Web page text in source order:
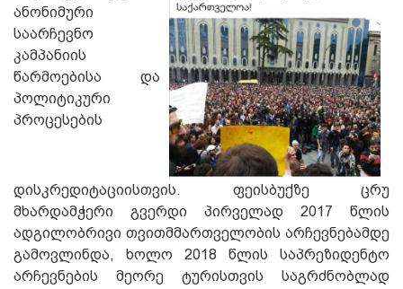
ანონიმური
საარჩევნო
კამპანიის
წარმოებისა და
პოლიტიკური
პროცესების
დისკრედიტაციისთვის. ფეისბუქზე ცრუ
მხარდამჭერი გვერდი პირველად 2017 წლის
ადგილობრივი თვითმმართველობის არჩევნებამდე
გამოვლინდა, ხოლო 2018 წლის საპრეზიდენტო
არჩევნების მეორე ტურისთვის საგრძნობლად